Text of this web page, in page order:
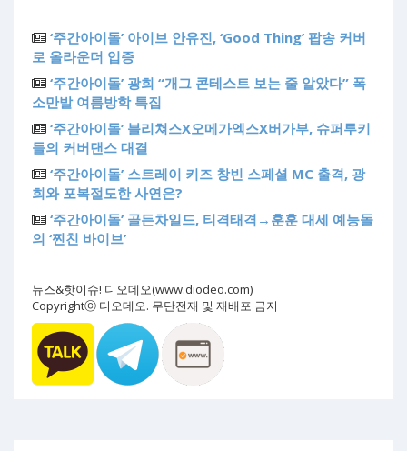
‘주간아이돌’ 아이브 안유진, ‘Good Thing’ 팝송 커버
로 올라운더 입증
‘주간아이돌’ 광희 “개그 콘테스트 보는 줄 알았다” 폭
소만발 여름방학 특집
‘주간아이돌’ 블리쳐스X오메가엑스X버가부, 슈퍼루키
들의 커버댄스 대결
‘주간아이돌’ 스트레이 키즈 창빈 스페셜 MC 출격, 광
희와 포복절도한 사연은?
‘주간아이돌’ 골든차일드, 티격태격→훈훈 대세 예능돌
의 ‘찐친 바이브’
뉴스&핫이슈! 디오데오(www.diodeo.com)
Copyrightⓒ 디오데오. 무단전재 및 재배포 금지